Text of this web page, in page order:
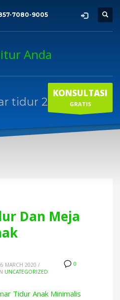
7080-9005
KONSULTASI
GRATIS
tidur 2 anak
Dan Meja
0
MARCH 2020 /
UNCATEGORIZED
Tidur Anak Minimalis